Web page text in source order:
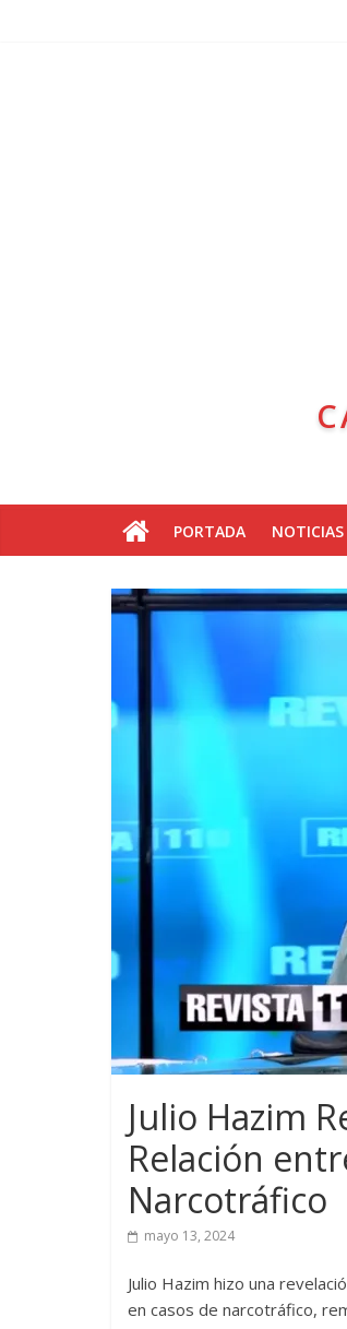
PORTADA NOTICIAS
Julio Hazim
Relación
Narcotráfico
mayo 13, 2024
Julio Hazim hizo una
en casos de narcotráfico,